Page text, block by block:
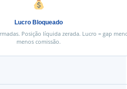
Lucro Bloqueado
Posição líquida zerada. Lucro = gap
menos comissão.